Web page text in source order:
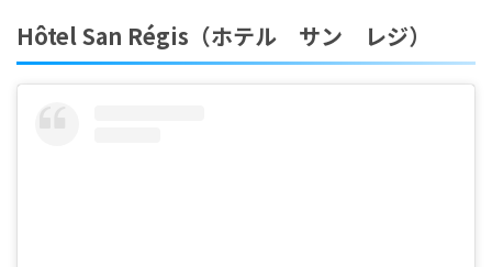
Hôtel San Régis（ホテル サン レジ）